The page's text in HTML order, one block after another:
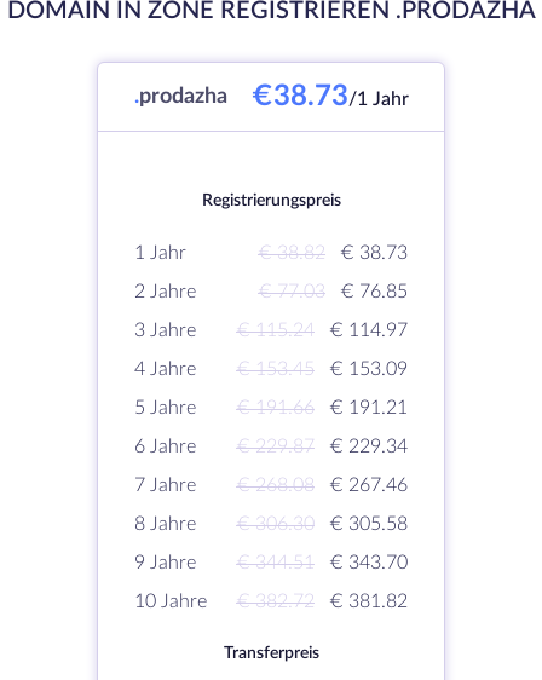
DOMAIN IN ZONE REGISTRIEREN .PRODAZHA
.prodazha €38.73/1 Jahr
Registrierungspreis
1 Jahr € 38.82
€ 38.73
2 Jahre
€ 77.03
€ 76.85
3 Jahre
€ 115.24
€ 114.97
4 Jahre
€ 153.45
€ 153.09
5 Jahre
€ 191.66
€ 191.21
6 Jahre
€ 229.87
€ 229.34
7 Jahre
€ 268.08
€ 267.46
8 Jahre
€ 306.30
€ 305.58
9 Jahre
€ 344.51
€ 343.70
10 Jahre
€ 382.72 € 381.82
Transferpreis